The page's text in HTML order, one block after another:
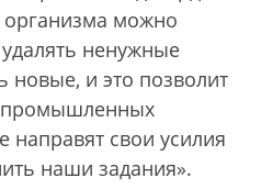
можно
ненужные
новые, и это позволит
промышленных
направят свои усилия
наши задания».